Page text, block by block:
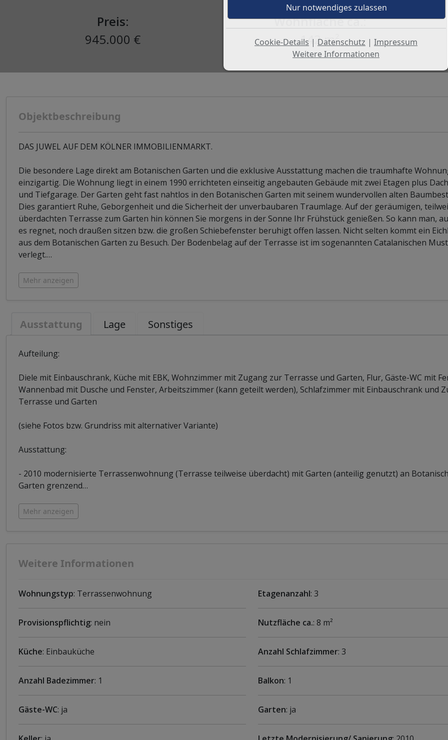
Preis:
945.000 €
Wohnfläche ca.:
142 m²
Objektbeschreibung
DAS JUWEL AUF DEM KÖLNER IMMOBILIENMARKT.
Die besondere Lage direkt am Botanischen Garten und die exklusive Ausstattung machen die traumhafte
einzigartig. Die Wohnung liegt in einem 1990 errichteten einseitig angebauten Gebäude mit zwei Etagen plus
und Tiefgarage. Der Garten geht fast nahtlos in den Botanischen Garten mit seinem wundervollen alten
Dies garantiert Ruhe, Geborgenheit und die Sicherheit der unverbaubaren Traumlage. Auf der geräumigen,
überdachten Terrasse zum Garten hin können Sie morgens in der Sonne Ihr Frühstück genießen. So kann man,
es regnet, noch draußen sitzen bzw. die großen Schiebefenster beruhigt offen lassen. Nicht selten kommt ein
aus dem Botanischen Garten zu Besuch. Der Bodenbelag auf der Terrasse ist im sogenannten Catalanischen
verlegt.…
Mehr anzeigen
Ausstattung Lage Sonstiges
Aufteilung:
Diele mit Einbauschrank, Küche mit EBK, Wohnzimmer mit Zugang zur Terrasse und Garten, Flur, Gäste-WC mit
Wannenbad mit Dusche und Fenster, Arbeitszimmer (kann geteilt werden), Schlafzimmer mit Einbauschrank und
Terrasse und Garten
(siehe Fotos bzw. Grundriss mit alternativer Variante)
Ausstattung:
- 2010 modernisierte Terrassenwohnung (Terrasse teilweise überdacht) mit Garten (anteilig genutzt) an
Garten grenzend…
Mehr anzeigen
Weitere Informationen
Wohnungstyp: Terrassenwohnung Etagenanzahl: 3
Provisionspflichtig: nein Nutzfläche ca.: 8 m²
Küche: Einbauküche Anzahl Schlafzimmer: 3
Anzahl Badezimmer: 1 Balkon: 1
Gäste-WC: ja Garten: ja
Cookie-Details | Datenschutz | Impressum
Weitere Informationen